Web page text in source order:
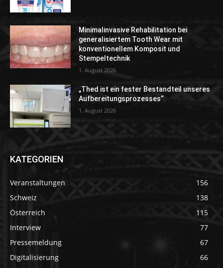
Minimalinvasive Rehabilitation bei
generalisiertem Tooth Wear mit
konventionellem Komposit und
Stempeltechnik
1. August 2026
„Thed ist ein fester Bestandteil unseres
Aufbereitungsprozesses“
1. August 2026
KATEGORIEN
Veranstaltungen
156
Schweiz
138
Österreich
115
Interview
77
Pressemeldung
67
Digitalisierung
66